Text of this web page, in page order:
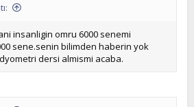
insanligin omru 6000 senemi
sene.senin bilimden haberin yok
dersi almismi acaba.